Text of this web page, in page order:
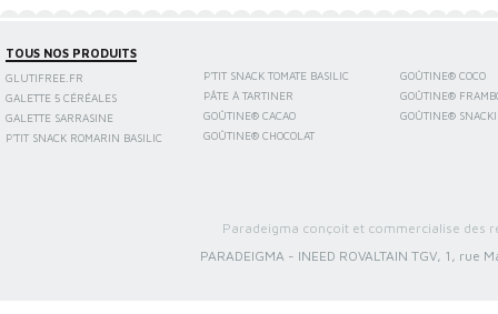
TOUS NOS PRODUITS
GLUTIFREE.FR
GALETTE 5 CÉRÉALES
GALETTE SARRASINE
P'TIT SNACK ROMARIN BASILIC
P'TIT SNACK TOMATE BASILIC
PÂTE À TARTINER
GOÛTINE® CACAO
GOÛTINE® CHOCOLAT
GOÛTINE® COCO
GOÛTINE®
GOÛTINE®
Paradeigma conçoit et commercialise des
PARADEIGMA - INEED ROVALTAIN TGV, 1, rue